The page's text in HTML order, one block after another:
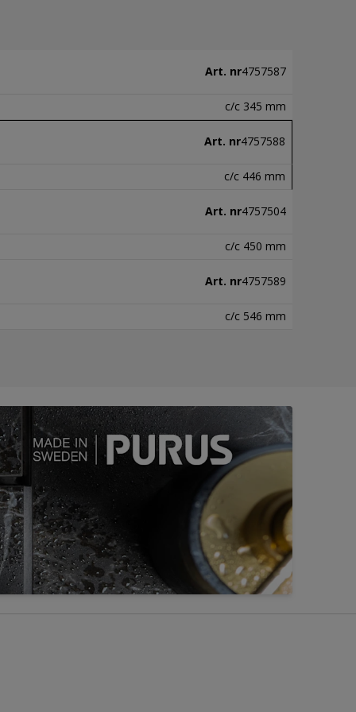
Art. nr4757587
c/c 345 mm
Art. nr4757588
c/c 446 mm
Art. nr4757504
c/c 450 mm
Art. nr4757589
c/c 546 mm